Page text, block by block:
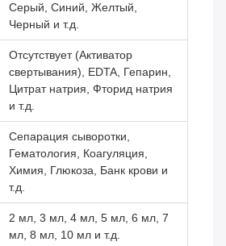
Серый, Синий, Желтый,
Черный и т.д.
Отсутствует (Активатор
свертывания), EDTA, Гепарин,
Цитрат натрия, Фторид натрия
и т.д.
Сепарация сыворотки,
Гематология, Коагуляция,
Химия, Глюкоза, Банк крови и
т.д.
2 мл, 3 мл, 4 мл, 5 мл, 6 мл, 7
мл, 8 мл, 10 мл и т.д.